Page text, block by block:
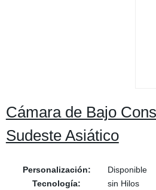
Cámara de Bajo
Sudeste Asiático
Personalización:
Disponible
Tecnología:
sin Hilos